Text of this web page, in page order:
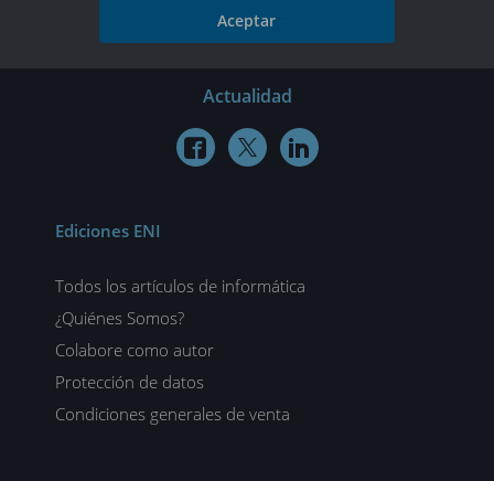
Aceptar
Actualidad
  
Ediciones ENI
Todos los artículos de informática
¿Quiénes Somos?
Colabore como autor
Protección de datos
Condiciones generales de venta